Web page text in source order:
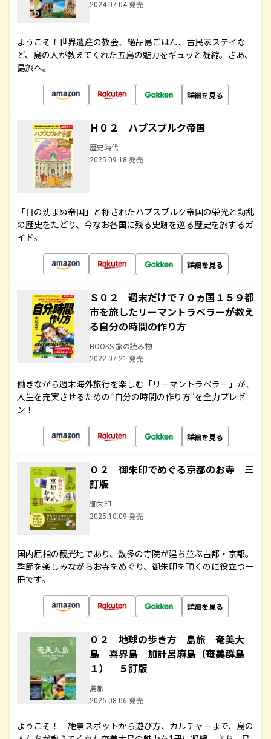
2024.07.04 発売
ようこそ！世界遺産の教会、絶品島ごはん、古民家ステイな
ど、島の人が教えてくれた五島の魅力をギュッと凝縮。さあ、
島旅へ。
詳細を見る
Ｈ０２ ハプスブルク帝国
歴史時代
2025.09.18 発売
「日の沈まぬ帝国」と称されたハプスブルク帝国の栄光と動乱
の歴史をたどり、今なお各国に残る史跡を巡る歴史を旅するガ
イド。
詳細を見る
Ｓ０２ 週末だけで７０ヵ国１５９都
市を旅したリーマントラベラーが教え
る自分の時間の作り方
BOOKS 旅の読み物
2022.07.21 発売
働きながら週末海外旅行を楽しむ「リーマントラベラー」が、
人生を充実させるための“自分の時間の作り方”を全力プレゼ
ン！
詳細を見る
０２ 御朱印でめぐる京都のお寺 三
訂版
御朱印
2025.10.09 発売
国内屈指の観光地であり、数多の寺院が建ち並ぶ古都・京都。
季節を楽しみながらお寺をめぐり、御朱印を頂くのに役立つ一
冊です。
詳細を見る
０２ 地球の歩き方 島旅 奄美大
島 喜界島 加計呂麻島（奄美群島
１） ５訂版
島旅
2026.08.06 発売
ようこそ！ 絶景スポットから遊び方、カルチャーまで、島の